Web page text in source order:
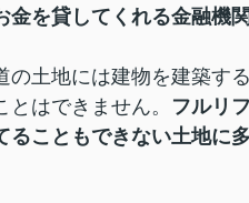
金を貸してくれる金融機
土地には建物を建築す
はできません。 フルリ
ることもできない土地に